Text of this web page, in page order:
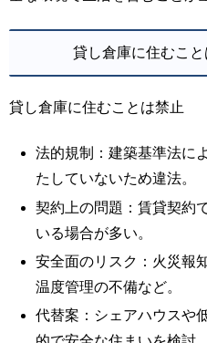
貸し倉庫に住むこ
貸し倉庫に住むことは禁止
法的規制：建築基準法に
たしていないため違法。
契約上の問題：賃貸契約
いる場合が多い。
安全面のリスク：火災報
温度管理の不備など。
代替案：シェアハウスや